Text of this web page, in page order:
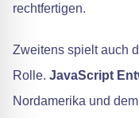
rechtfertigen.
Zweitens spielt auch
Rolle. JavaScript
Nordamerika und